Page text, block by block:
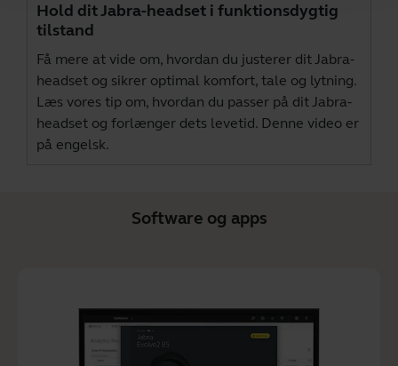
Hold dit Jabra-headset i funktionsdygtig
tilstand
Få mere at vide om, hvordan du justerer dit Jabra-
headset og sikrer optimal komfort, tale og lytning.
Læs vores tip om, hvordan du passer på dit Jabra-
headset og forlænger dets levetid. Denne video er
på engelsk.
Software og apps